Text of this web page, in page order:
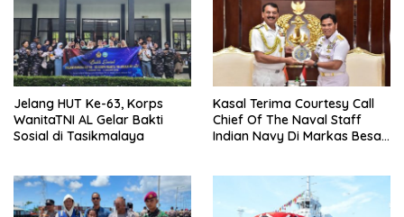
Jelang HUT Ke-63, Korps
WanitaTNI AL Gelar Bakti
Sosial di Tasikmalaya
Kasal Terima Courtesy Call
Chief Of The Naval Staff
Indian Navy Di Markas Besar